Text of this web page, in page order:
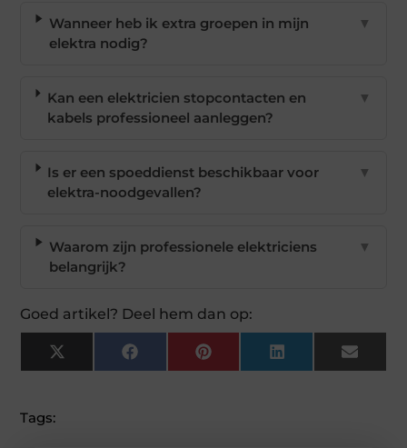
Wanneer heb ik extra groepen in mijn
elektra nodig?
▼
Kan een elektricien stopcontacten en
kabels professioneel aanleggen?
▼
Is er een spoeddienst beschikbaar voor
elektra-noodgevallen?
▼
Waarom zijn professionele elektriciens
belangrijk?
▼
Goed artikel? Deel hem dan op:
X
(Twitter)
FacebookPinterest LinkedIn Email
Tags: